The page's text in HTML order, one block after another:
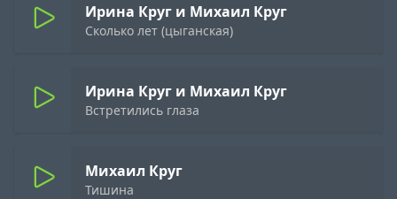
Ирина Круг и Михаил Круг
Сколько лет (цыганская)
Ирина Круг и Михаил Круг
Встретились глаза
Михаил Круг
Тишина